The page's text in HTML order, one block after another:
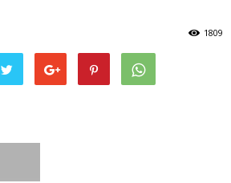
1809